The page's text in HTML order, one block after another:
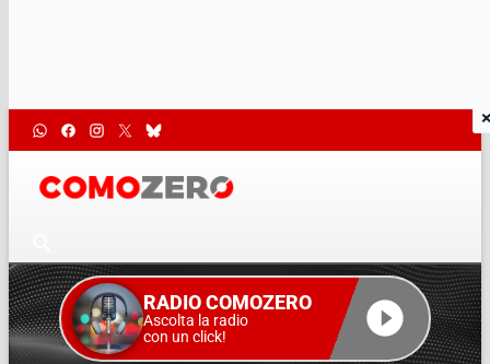
RADIO COMOZERO
Ascolta la radio
con un click!